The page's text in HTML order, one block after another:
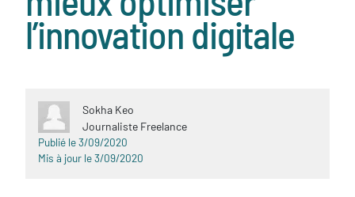
l’innovation digitale
Sokha Keo
Journaliste Freelance
Publié le 3/09/2020
Mis à jour le 3/09/2020